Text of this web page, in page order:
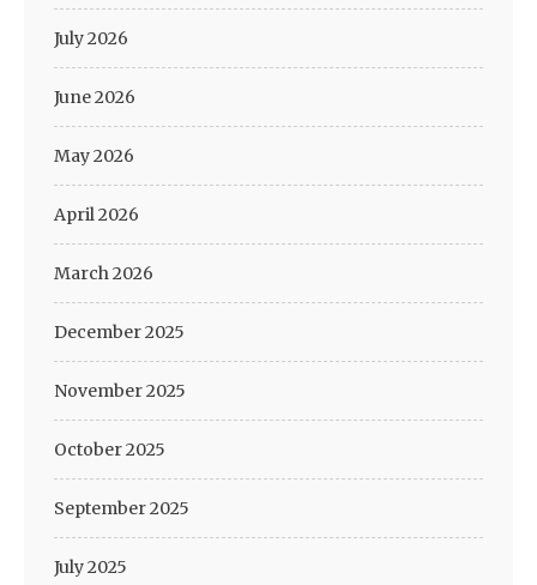
July 2026
June 2026
May 2026
April 2026
March 2026
December 2025
November 2025
October 2025
September 2025
July 2025